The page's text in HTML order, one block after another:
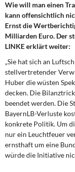
Steuer- und
Öffentliche
Eurokrise und
DIE LINKE
Weitere Themen
Memo-Gruppe
Institut
Wie will man einen
kann offensichtlich
Ernst die
Milliarden Euro. Der
LINKE erklärt weiter:
„Sie hat sich an
stellvertretender
Huber die wüsten
decken. Die
beendet werden. Die
BayernLB-Verluste
konkrete Politik. Um
nur ein Leuchtfeuer
ernsthaft um eine
würde die Initiative